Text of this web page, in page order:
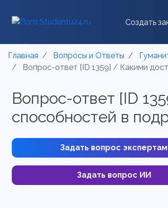
Создать
Главная Вопросы и Ответы
Вопрос-ответ [ID 1359] / Какими
Вопрос-ответ [ID
способностей в
Задать вопрос экспертам
Задать вопрос ИИ